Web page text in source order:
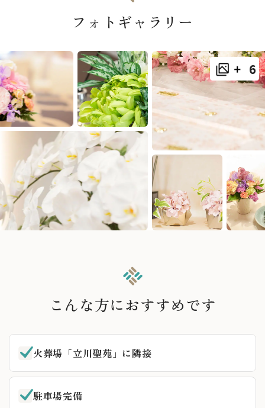
フォトギャラリー
6
こんな方におすすめです
火葬場「立川聖苑」に隣接
駐車場完備